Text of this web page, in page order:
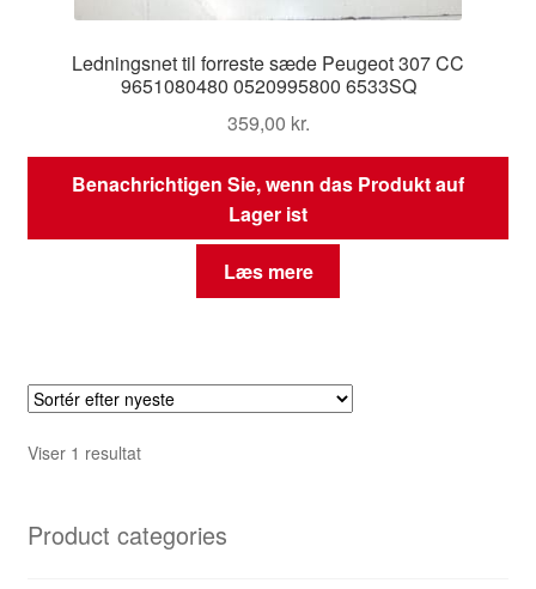
Ledningsnet til forreste sæde Peugeot 307 CC
9651080480 0520995800 6533SQ
359,00 kr.
Benachrichtigen Sie, wenn das Produkt auf
Lager ist
Læs mere
Viser 1 resultat
Product categories